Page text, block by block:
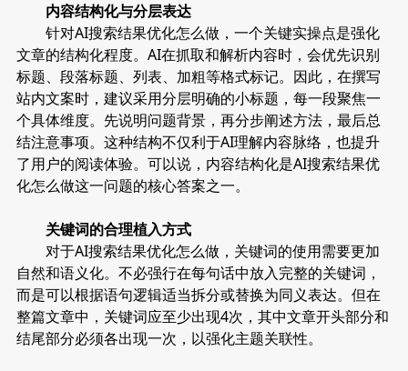
内容结构化与分层表达
针对AI搜索结果优化怎么做，一个关键实操点是强化
文章的结构化程度。AI在抓取和解析内容时，会优先识别
标题、段落标题、列表、加粗等格式标记。因此，在撰写
站内文案时，建议采用分层明确的小标题，每一段聚焦一
个具体维度。先说明问题背景，再分步阐述方法，最后总
结注意事项。这种结构不仅利于AI理解内容脉络，也提升
了用户的阅读体验。可以说，内容结构化是AI搜索结果优
化怎么做这一问题的核心答案之一。
关键词的合理植入方式
对于AI搜索结果优化怎么做，关键词的使用需要更加
自然和语义化。不必强行在每句话中放入完整的关键词，
而是可以根据语句逻辑适当拆分或替换为同义表达。但在
整篇文章中，关键词应至少出现4次，其中文章开头部分和
结尾部分必须各出现一次，以强化主题关联性。